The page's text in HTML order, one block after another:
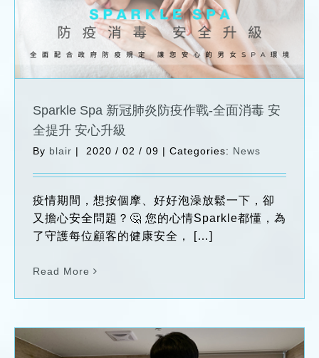
News
Sparkle Spa 新冠肺炎防疫作戰-全面消毒 安
全提升 安心升級
By blair | 2020 / 02 / 09 | Categories: News
疫情期間，想按個摩、好好泡澡放鬆一下，卻
又擔心安全問題？🤔 您的心情Sparkle都懂，為
了守護每位顧客的健康安全， […]
Read More